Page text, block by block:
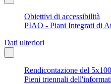
Obiettivi di accessibilità
PIAO - Piani Integrati di
Dati ulteriori
Rendicontazione del
Pieni triennali